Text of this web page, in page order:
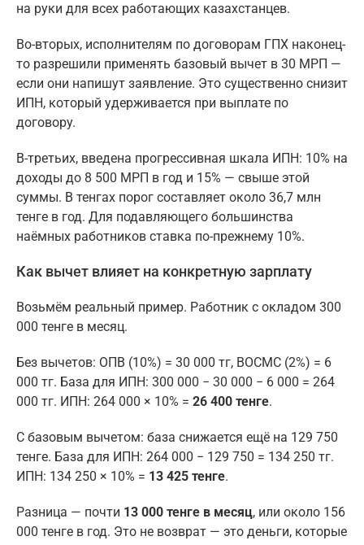
на руки для всех работающих казахстанцев.
Во-вторых, исполнителям по договорам ГПХ наконец-
то разрешили применять базовый вычет в 30 МРП —
если они напишут заявление. Это существенно снизит
ИПН, который удерживается при выплате по
договору.
В-третьих, введена прогрессивная шкала ИПН: 10% на
доходы до 8 500 МРП в год и 15% — свыше этой
суммы. В тенгах порог составляет около 36,7 млн
тенге в год. Для подавляющего большинства
наёмных работников ставка по-прежнему 10%.
Как вычет влияет на конкретную зарплату
Возьмём реальный пример. Работник с окладом 300
000 тенге в месяц.
Без вычетов: ОПВ (10%) = 30 000 тг, ВОСМС (2%) = 6
000 тг. База для ИПН: 300 000 − 30 000 − 6 000 = 264
000 тг. ИПН: 264 000 × 10% = 26 400 тенге.
С базовым вычетом: база снижается ещё на 129 750
тенге. База для ИПН: 264 000 − 129 750 = 134 250 тг.
ИПН: 134 250 × 10% = 13 425 тенге.
Разница — почти 13 000 тенге в месяц, или около 156
000 тенге в год. Это не возврат — это деньги, которые